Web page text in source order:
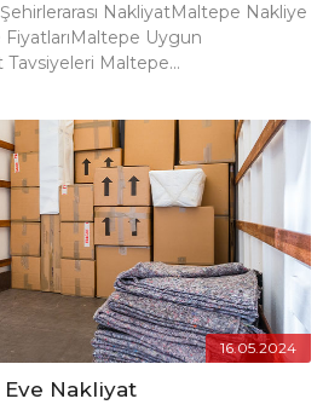
NakliyatMaltepe Nakliye
Uygun
Maltepe...
16.05.2024
Nakliyat